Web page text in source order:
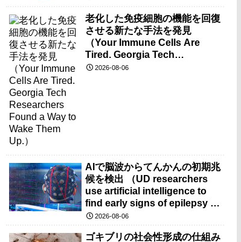
老化した免疫細胞の機能を回復
させる新たな手法を発見
（Your Immune Cells Are
Tired. Georgia Tech
Researchers Found a Way to
2026-08-06
AIで脳波からてんかんの初期兆
候を検出 （UD researchers
use artificial intelligence to
find early signs of epilepsy in
brain-wave recordings）
2026-08-06
ゴキブリの社会性形成の仕組み